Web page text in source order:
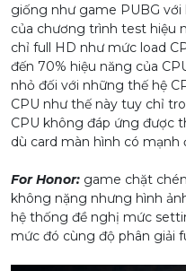
giống như game PUBG với
của chương trình test hiệu
chỉ full HD như mức load
đến 70% hiệu năng của
nhỏ đối với những thế hệ
CPU như thế này tuy chỉ
CPU không đáp ứng được
dù card màn hình có mạnh
For Honor: game chặt
không nặng nhưng hình
hệ thống đề nghị mức
mức đó cùng độ phân giải